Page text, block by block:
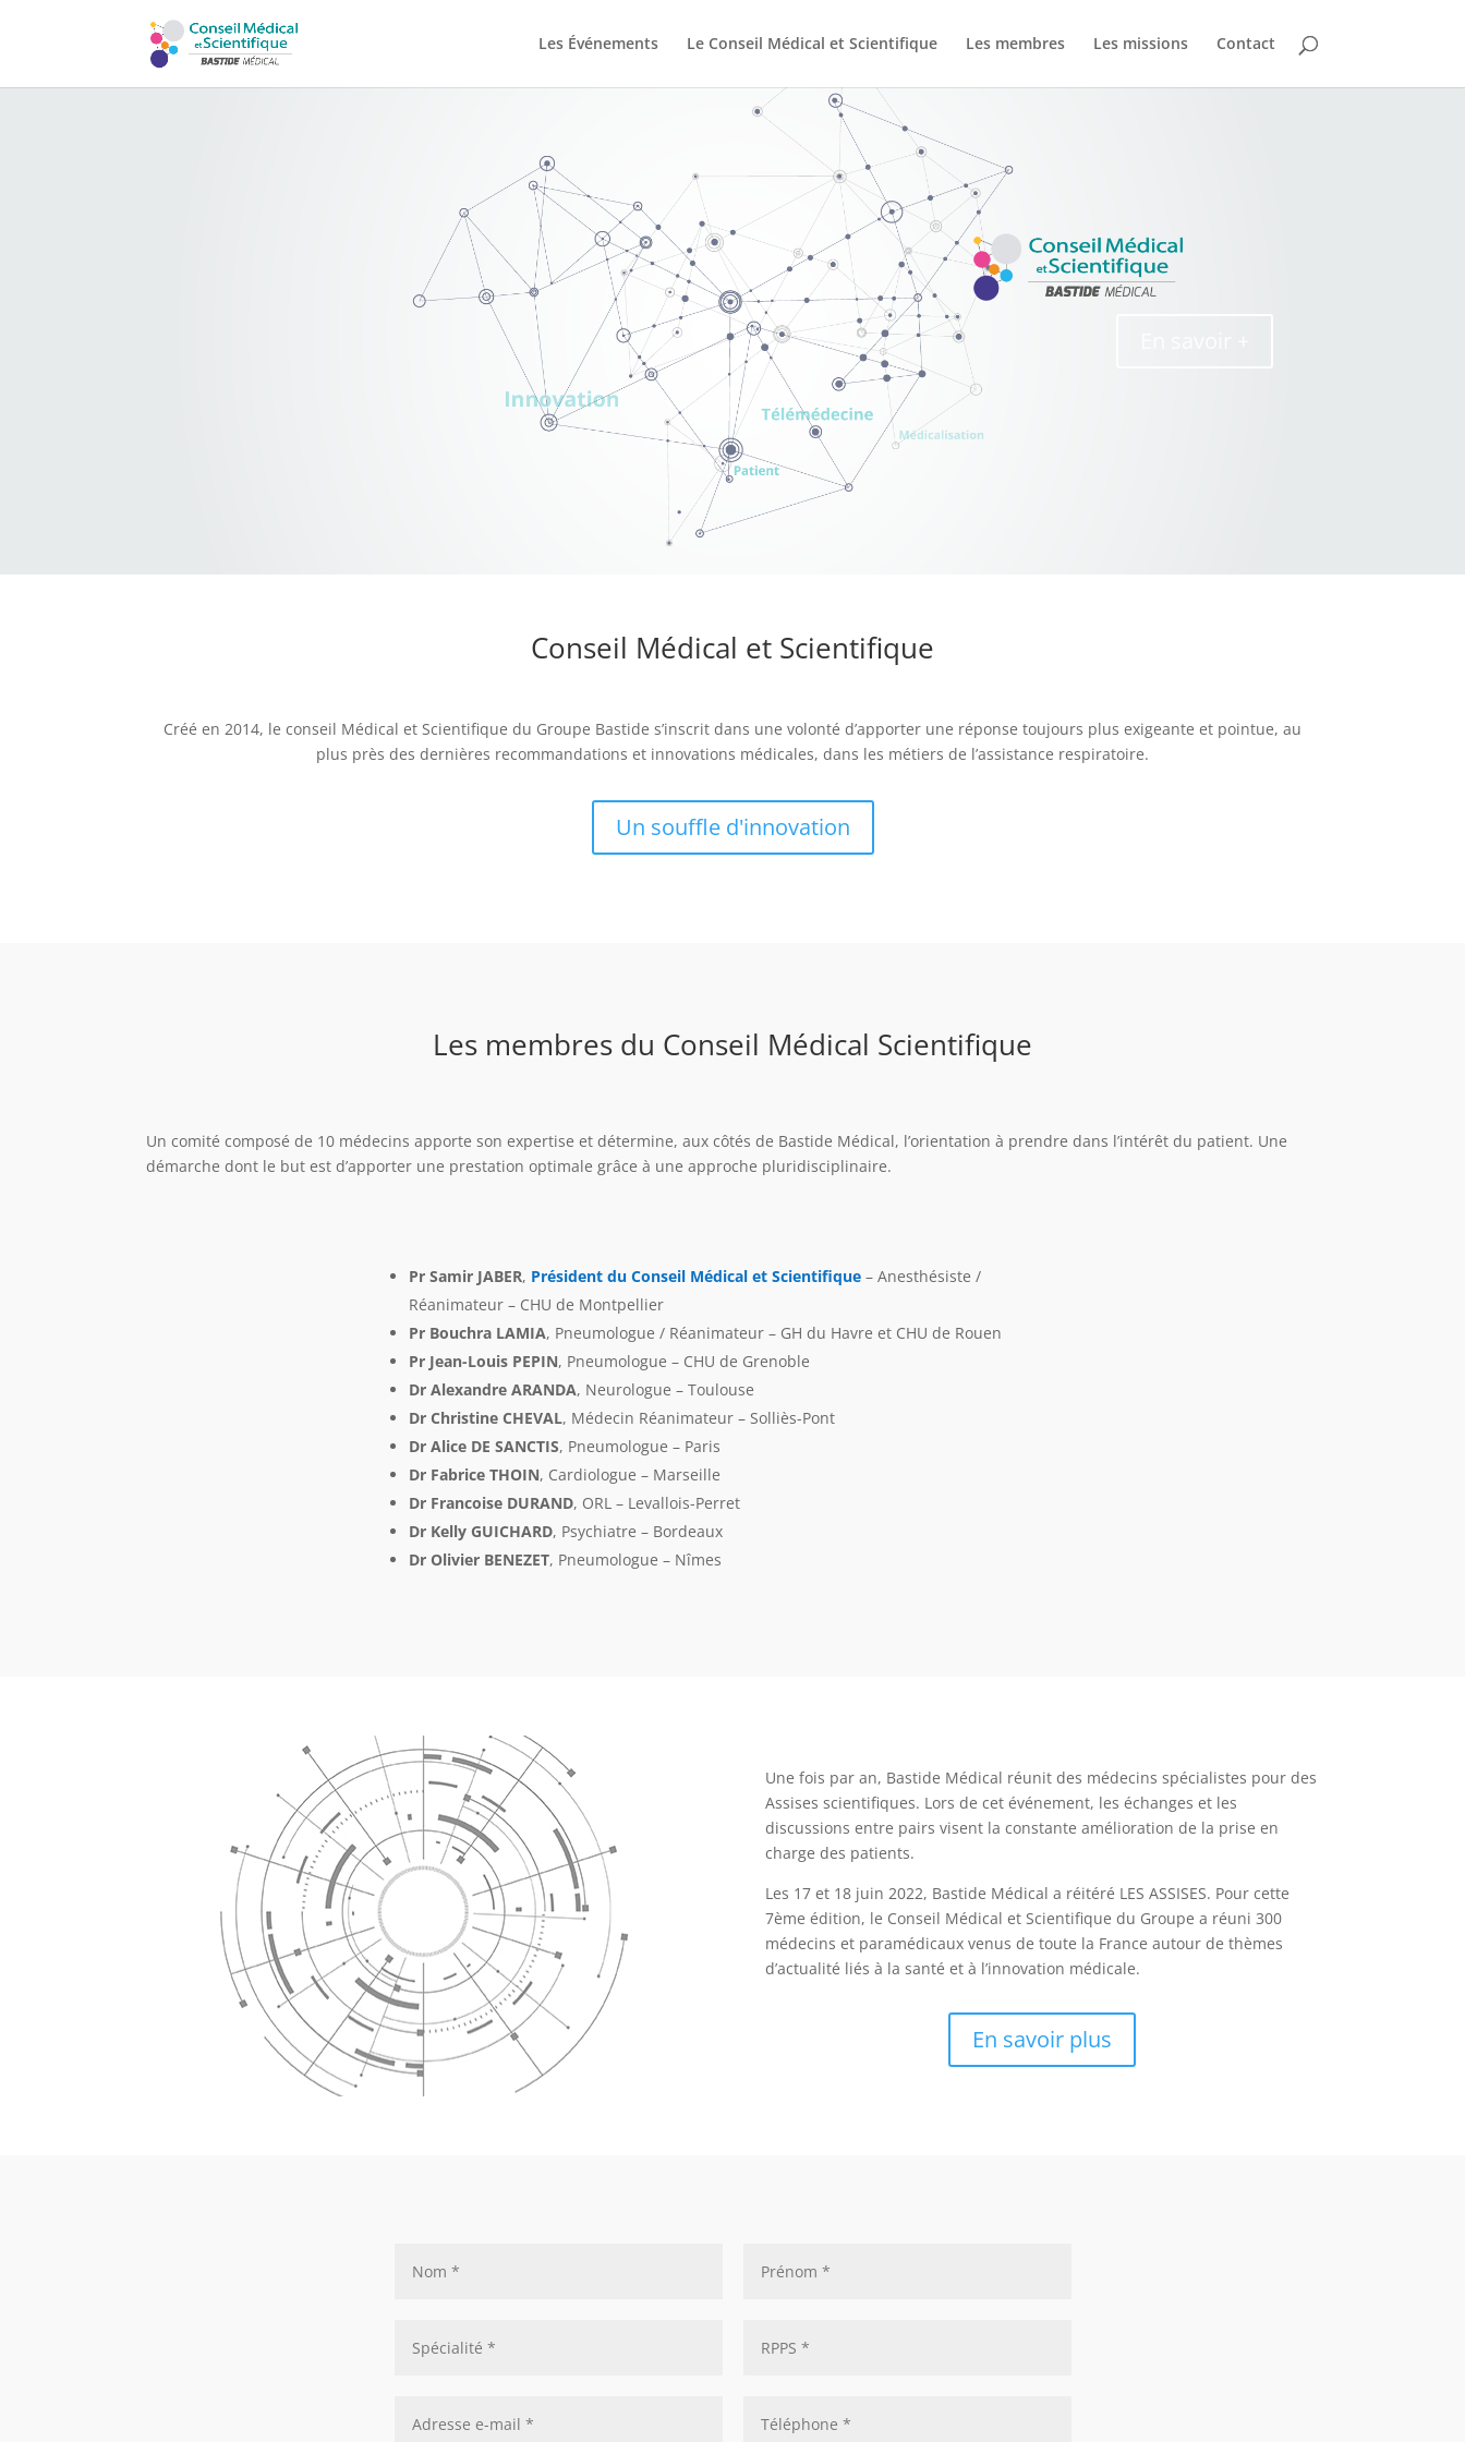
Les Événements Le Conseil Médical et Scientifique Les membres Les missions Contact
Conseil Médical et Scientifique
Créé en 2014, le conseil Médical et Scientifique du Groupe Bastide s’inscrit dans une volonté d’apporter une réponse toujours plus exigeante et pointue, au
plus près des dernières recommandations et innovations médicales, dans les métiers de l’assistance respiratoire.
Un souffle d'innovation
Les membres du Conseil Médical Scientifique
Un comité composé de 10 médecins apporte son expertise et détermine, aux côtés de Bastide Médical, l’orientation à prendre dans l’intérêt du patient. Une
démarche dont le but est d’apporter une prestation optimale grâce à une approche pluridisciplinaire.
Pr Samir JABER, Président du Conseil Médical et Scientifique – Anesthésiste /
Réanimateur – CHU de Montpellier
Pr Bouchra LAMIA, Pneumologue / Réanimateur – GH du Havre et CHU de Rouen
Pr Jean-Louis PEPIN, Pneumologue – CHU de Grenoble
Dr Alexandre ARANDA, Neurologue – Toulouse
Dr Christine CHEVAL, Médecin Réanimateur – Solliès-Pont
Dr Alice DE SANCTIS, Pneumologue – Paris
Dr Fabrice THOIN, Cardiologue – Marseille
Dr Francoise DURAND, ORL – Levallois-Perret
Dr Kelly GUICHARD, Psychiatre – Bordeaux
Dr Olivier BENEZET, Pneumologue – Nîmes
Une fois par an, Bastide Médical réunit des médecins spécialistes pour des
Assises scientifiques. Lors de cet événement, les échanges et les
discussions entre pairs visent la constante amélioration de la prise en
charge des patients.
Les 17 et 18 juin 2022, Bastide Médical a réitéré LES ASSISES. Pour cette
7ème édition, le Conseil Médical et Scientifique du Groupe a réuni 300
médecins et paramédicaux venus de toute la France autour de thèmes
d’actualité liés à la santé et à l’innovation médicale.
En savoir plus